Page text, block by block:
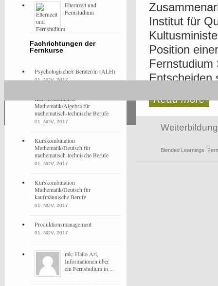
Institut für
Position
Fernstudium
Entscheiden
Read more
Weiterbildung
Blended Learnings
Elternzeit und
Fernstudium
Fachrichtungen der
Fernkurse
Psychologische/r Berater/in (ALH)
01. NOV, 2017
Kurskombination
Mathematik/Algebra für
mathematisch-technische Berufe
01. NOV, 2017
Kurskombination
Mathematik/Deutsch für
mathematisch-technische Berufe
01. NOV, 2017
Kurskombination
Mathematik/Deutsch für
kaufmännische Berufe
01. NOV, 2017
Produktionsmanagement
01. NOV, 2017
mk: Hallo Ari,
Informationen über
ein Fernstudium in ...